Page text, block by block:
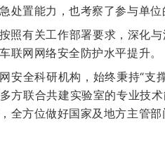
处置能力，也考察了参与单
照有关工作部署要求，深化
联网网络安全防护水平提升。
安全科研机构，始终秉持“
方联合共建实验室的专业技
全方位做好国家及地方主管